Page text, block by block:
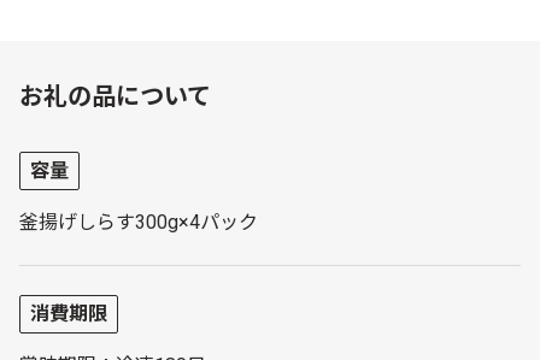
お礼の品について
容量
釜揚げしらす300g×4パック
消費期限